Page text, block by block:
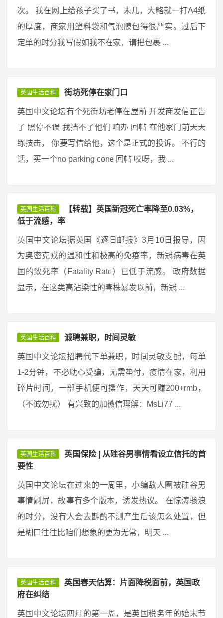
次。 我在网上给孩子买了书，未几，大略就一打A4纸
的厚度，商家用塑料袋和气泡膜包得很严实。过后下
定单的时分我写假如我不在家，请把包裹 ...
英国生活百科 街坊死停在家门口
英国中文论坛有个死街坊老停在屋前 开发商发信正告
了 照停不误 我挡不了他们 咱办 回帖 在他家门前天天
练技击， 你要写信给他，这个是正式的投诉。 不行的
话，买一个no parking cone 回帖 哎呀，我 ...
英国生活百科
【转载】英国新冠死亡率降至0.03%，
低于流感，率
英国中文论坛据英国《逐日邮报》3月10日报导，因
为奥密克戎的温和性和极高的免疫率，新冠病毒在英
国的致死率（Fatality Rate）已低于流感。 政府数据
显示，在这类高沾染性的毒株暴发以前，新冠 ...
英国生活百科 诚聘兼职，时间灵敏
英国中文论坛招聘代下单兼职，时间灵敏支配，每单
1-2分钟，不必耽心受骗，无需垫付，疫情在家，利用
碎片时间，一部手机便可操作，天天可赚200+rmb，
（不诚勿扰） 有兴致的加微信理解：MsLi77 ...
英国生活百科
英国保险 | 从硅谷男事情看设立信托的首
要性
英国中文论坛在过来的一周里，小编敌人圈被硅谷男
事情刷屏，故事有多个版本，诱发热议。 在惊涛骇浪
的时分，没有人会去斟酌不测产生后该怎么处置，但
是糊口往往比咱们想象的更为无常，明天 ...
英国生活百科
英国春天估算：片面降税面前，英国政
府在纠结
英国中文论坛四月的第一周，是英国税务年的始末节